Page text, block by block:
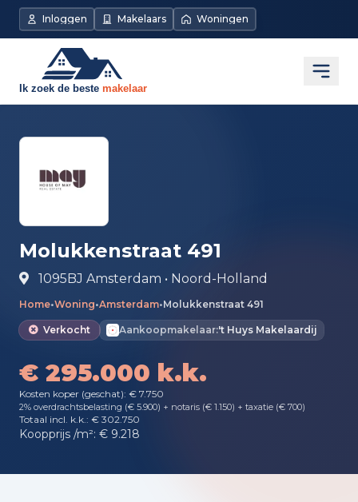
Direct naar de inhoud
Inloggen Makelaars Woningen
Molukkenstraat 491
1095BJ Amsterdam • Noord-Holland
Home•Woning•Amsterdam•Molukkenstraat 491
Verkocht Aankoopmakelaar:'t Huys Makelaardij
€ 295.000 k.k.
Kosten koper (geschat): € 7.750
2% overdrachtsbelasting (€ 5.900) + notaris (€ 1.150) + taxatie (€ 700)
Totaal incl. k.k.: € 302.750
Koopprijs /m²: € 9.218